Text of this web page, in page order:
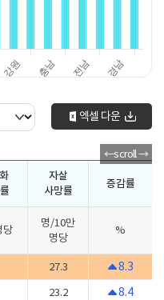
엑셀 다운
자살
사망률
증감률
당
명/10만
명당
%
27.3 8.3
23.2 8.4